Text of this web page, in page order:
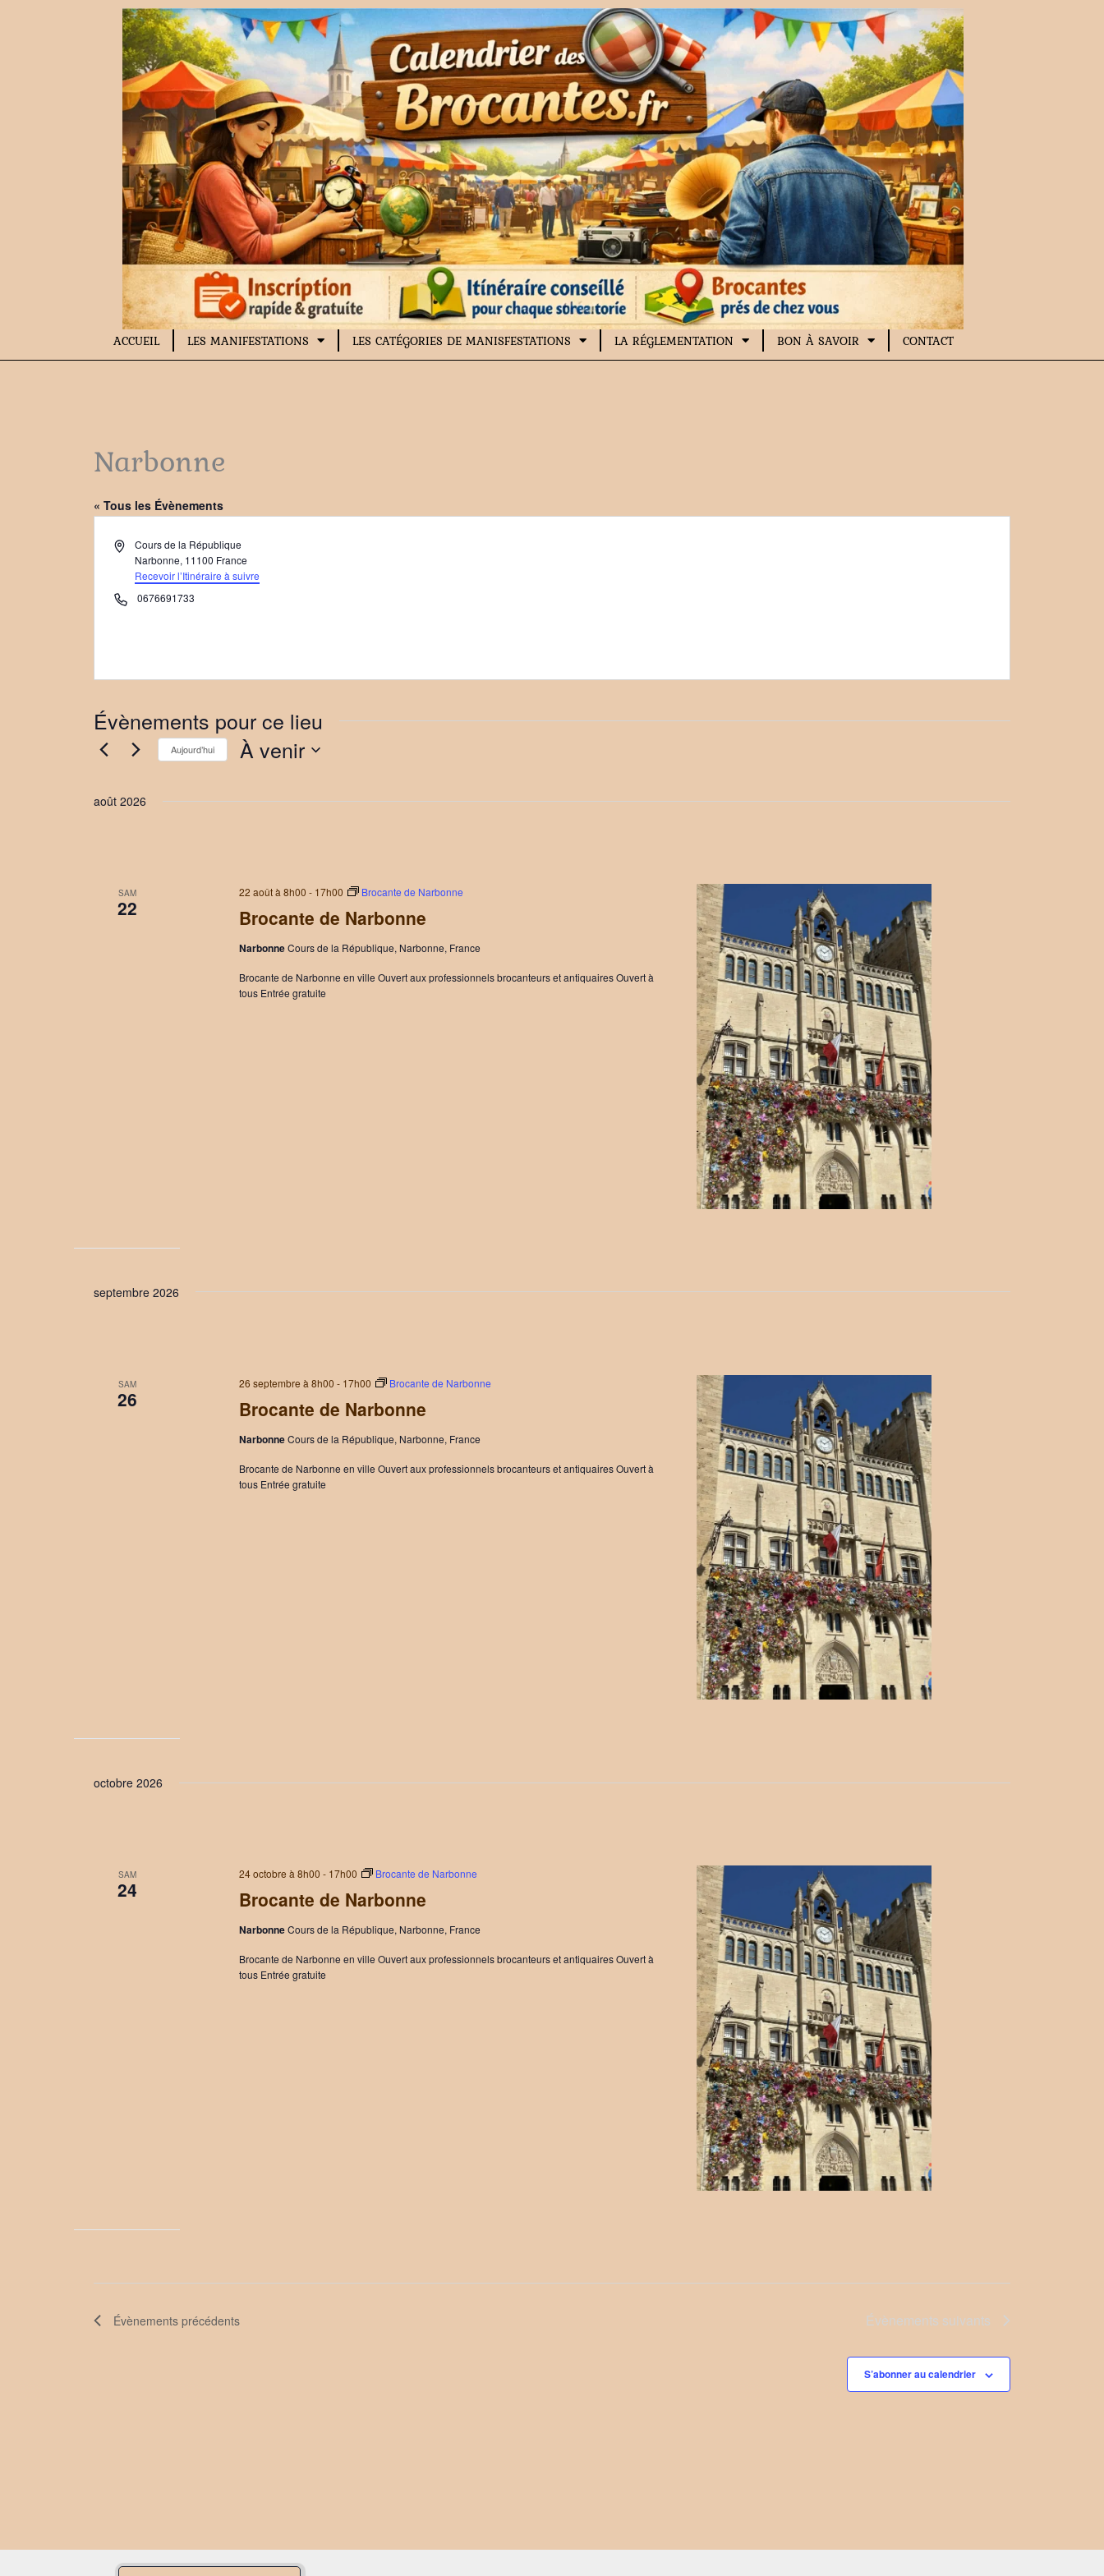
ACCUEIL LES MANIFESTATIONS LES CATÉGORIES DE MANISFESTATIONS LA RÉGLEMENTATION BON À SAVOIR CONTACT
Narbonne
« Tous les Évènements
AdresseCours de la République
Narbonne, 11100 France
Recevoir l’Itinéraire à suivre
Téléphone0676691733
Évènements pour ce lieu
Aujourd’hui À venir
août 2026
SAM
22 Brocante de Narbonne
22 août à 8h00 - 17h00 Brocante de Narbonne
NarbonneCours de la République, Narbonne, France
Brocante de Narbonne en ville Ouvert aux professionnels brocanteurs et antiquaires Ouvert à
tous Entrée gratuite
septembre 2026
SAM
26 Brocante de Narbonne
26 septembre à 8h00 - 17h00 Brocante de Narbonne
NarbonneCours de la République, Narbonne, France
Brocante de Narbonne en ville Ouvert aux professionnels brocanteurs et antiquaires Ouvert à
tous Entrée gratuite
octobre 2026
SAM
24 Brocante de Narbonne
24 octobre à 8h00 - 17h00 Brocante de Narbonne
NarbonneCours de la République, Narbonne, France
Brocante de Narbonne en ville Ouvert aux professionnels brocanteurs et antiquaires Ouvert à
tous Entrée gratuite
Évènements précédents Évènements suivants
S’abonner au calendrier